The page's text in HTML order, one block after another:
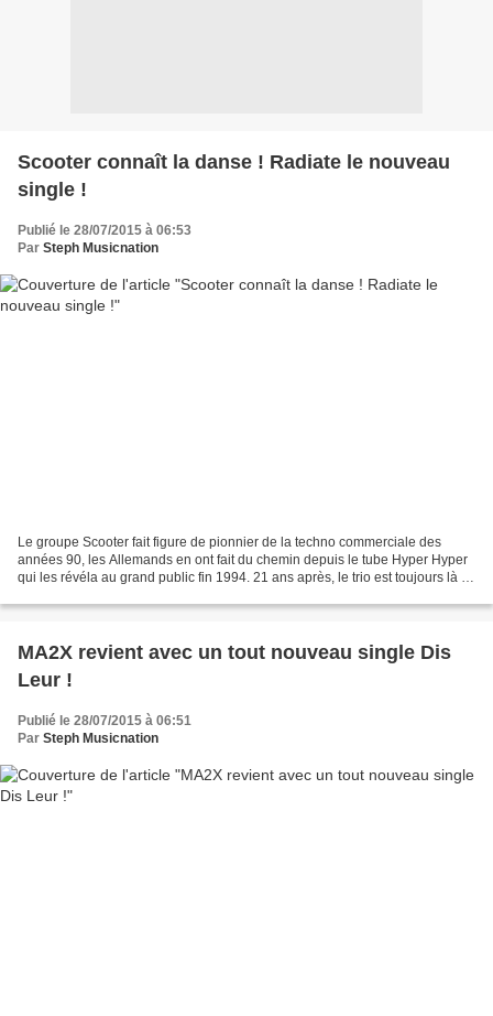
Scooter connaît la danse ! Radiate le nouveau
single !
Publié le 28/07/2015 à 06:53
Par Steph Musicnation
Le groupe Scooter fait figure de pionnier de la techno commerciale des
années 90, les Allemands en ont fait du chemin depuis le tube Hyper Hyper
qui les révéla au grand public fin 1994. 21 ans après, le trio est toujours là et
MA2X revient avec un tout nouveau single Dis
Leur !
Publié le 28/07/2015 à 06:51
Par Steph Musicnation